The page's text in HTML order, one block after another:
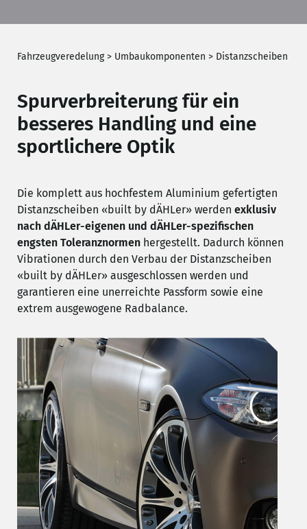
Fahrzeugveredelung> Umbaukomponenten > Distanzscheiben
Spurverbreiterung für ein
besseres Handling und eine
sportlichere Optik
Die komplett aus hochfestem Aluminium gefertigten
Distanzscheiben «built by dÄHLer» werden exklusiv
nach dÄHLer-eigenen und dÄHLer-spezifischen
engsten Toleranznormen hergestellt. Dadurch können
Vibrationen durch den Verbau der Distanzscheiben
«built by dÄHLer» ausgeschlossen werden und
garantieren eine unerreichte Passform sowie eine
extrem ausgewogene Radbalance.